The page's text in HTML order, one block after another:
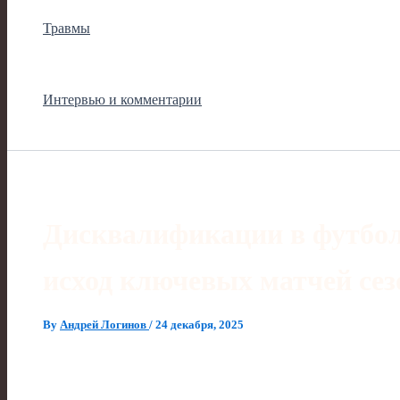
Травмы
Интервью и комментарии
By Андрей Логинов / 24 декабря, 2025